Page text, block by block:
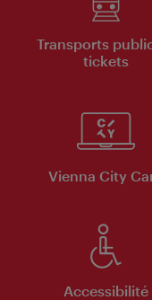
Transports
tickets
Vienna City
Accessibilité